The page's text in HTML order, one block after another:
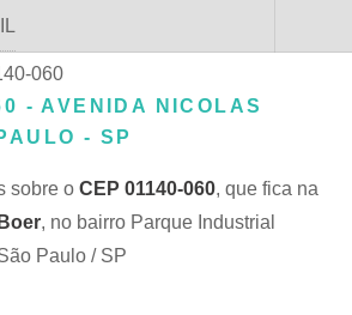
060
- AVENIDA NICOLAS
- SP
sobre o CEP 01140-060, que fica na
, no bairro Parque Industrial
Paulo / SP